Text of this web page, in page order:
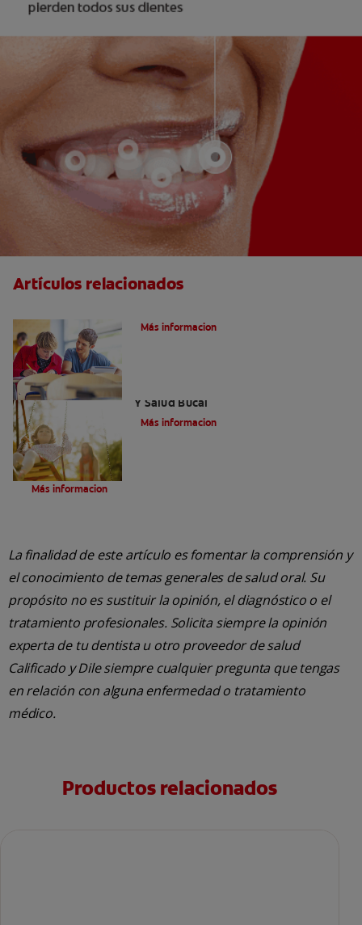
Artículos relacionados
Más informacion
Y Salud Bucal
Más informacion
Diabetes y otros trastornos endocrinos
Más informacion
La finalidad de este artículo es fomentar la comprensión y
el conocimiento de temas generales de salud oral. Su
propósito no es sustituir la opinión, el diagnóstico o el
tratamiento profesionales. Solicita siempre la opinión
experta de tu dentista u otro proveedor de salud
Calificado y Dile siempre cualquier pregunta que tengas
en relación con alguna enfermedad o tratamiento
médico.
Productos relacionados